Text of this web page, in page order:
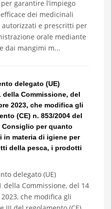
garantire l’impiego
dei medicinali
e prescritti per
orale mediante
dai mangimi m...
delegato (UE)
della Commissione, del
2023, che modifica gli
(CE) n. 853/2004 del
Consiglio per quanto
materia di igiene per
della pesca, i prodotti
delegato (UE)
della Commissione, del 14
che modifica gli